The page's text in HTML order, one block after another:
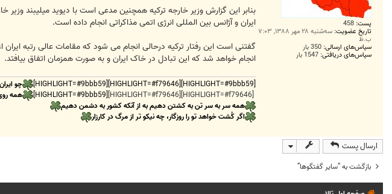
پست: 458
تاریخ عضویت: سه‌شنبه ۲۸ مهر ۱۳۸۸, ۷:۰۳
ب.ظ
سپاس‌های ارسالی: 350 بار
سپاس‌های دریافتی: 1547 بار
بنابر این گزارش وزیر خارجه ترکیه همچنین مدعی است با دیوید میلیبند وزیر
ایران و آژانس بین المللی انرژی اتمی مذاکراتی انجام داده است.
گفتنی است این رفتار ترکیه درحالی انجام می شود که مقامات عالی رتبه
انجام خواهد شد که این تبادل در خاک ایران و به صورت همزمان اتفاق بیافتد.
[HIGHLIGHT=#9bbb59][HIGHLIGHT=#f79646][HIGHLIGHT=#9bbb59]
چو
[HIGHLIGHT=#f79646][HIGHLIGHT=#f79646]
[HIGHLIGHT=#9bbb59]
همه
همه سر به سر تن به کشتن دهیم به از آنکه کشور به دشمن دهیم
اگر کُشت خواهد تو را روزگار، چه نیکو تر از مرگ در کارزار
ارسال پست
بازگشت به “ساير گفتگوها”